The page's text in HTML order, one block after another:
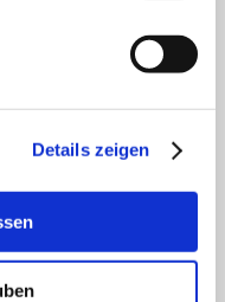
Details zeigen